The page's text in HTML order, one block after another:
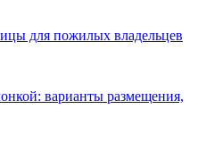
для пожилых владельцев
варианты размещения,